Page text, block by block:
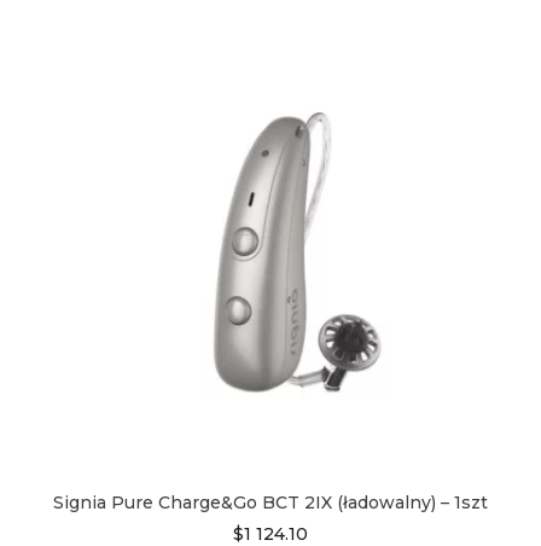
można
wybrać
na
stronie
produktu
Signia Pure Charge&Go BCT 2IX (ładowalny) – 1szt
$1 124.10